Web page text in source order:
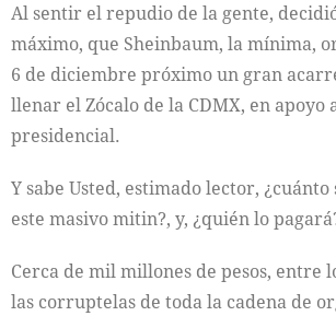
Al sentir el repudio de la gente,
máximo, que Sheinbaum, la mínima,
6 de diciembre próximo un gran
llenar el Zócalo de la CDMX, en apoyo
presidencial.
Y sabe Usted, estimado lector, ¿cuánto
este masivo mitin?, y, ¿quién lo
Cerca de mil millones de pesos, entre
las corruptelas de toda la cadena de